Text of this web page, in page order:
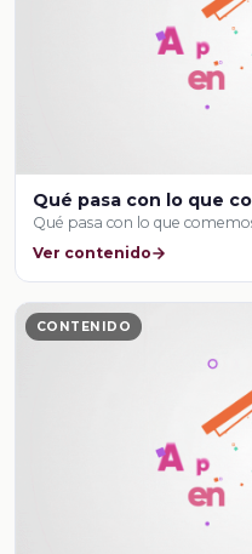
Qué pasa con lo que
Qué pasa con lo que
Ver contenido
CONTENIDO